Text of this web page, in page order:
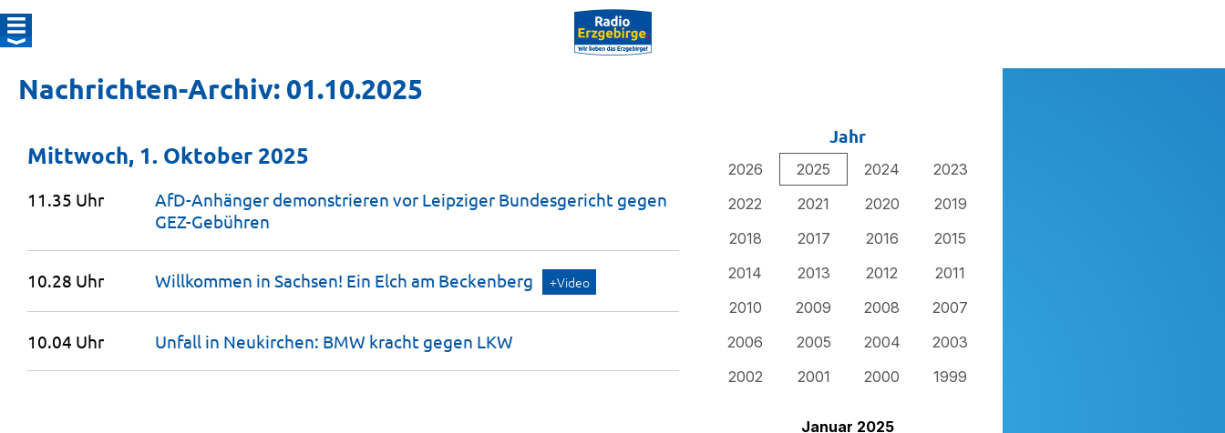
Nachrichten-Archiv: 01.10.2025
Jahr
2026 2025 2024
2023
2022
2021 2020
2019
2018
2017 2016
2015
2014
2013 2012
2011
2010
2009 2008
2007
2006
2005 2004
2003
2002
2001 2000 1999
Januar 2025
Mittwoch, 1. Oktober 2025
11.35 Uhr
AfD-Anhänger demonstrieren vor Leipziger Bundesgericht gegen
GEZ-Gebühren
10.28 Uhr Willkommen in Sachsen! Ein Elch am Beckenberg +Video
10.04 Uhr Unfall in Neukirchen: BMW kracht gegen LKW